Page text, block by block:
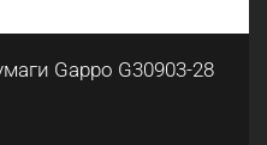
Gappo G30903-28